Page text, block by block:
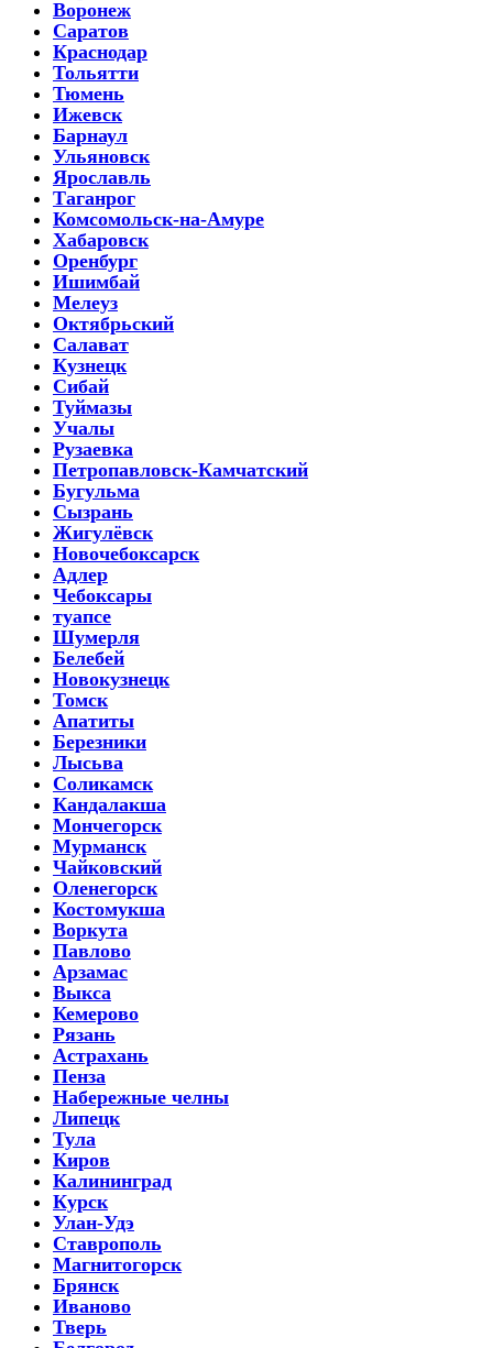
Воронеж
Саратов
Краснодар
Тольятти
Тюмень
Ижевск
Барнаул
Ульяновск
Ярославль
Таганрог
Комсомольск-на-Амуре
Хабаровск
Оренбург
Ишимбай
Мелеуз
Октябрьский
Салават
Кузнецк
Сибай
Туймазы
Учалы
Рузаевка
Петропавловск-Камчатский
Бугульма
Сызрань
Жигулёвск
Новочебоксарск
Адлер
Чебоксары
туапсе
Шумерля
Белебей
Новокузнецк
Томск
Апатиты
Березники
Лысьва
Соликамск
Кандалакша
Мончегорск
Мурманск
Чайковский
Оленегорск
Костомукша
Воркута
Павлово
Арзамас
Выкса
Кемерово
Рязань
Астрахань
Пенза
Набережные челны
Липецк
Тула
Киров
Калининград
Курск
Улан-Удэ
Ставрополь
Магнитогорск
Брянск
Иваново
Тверь